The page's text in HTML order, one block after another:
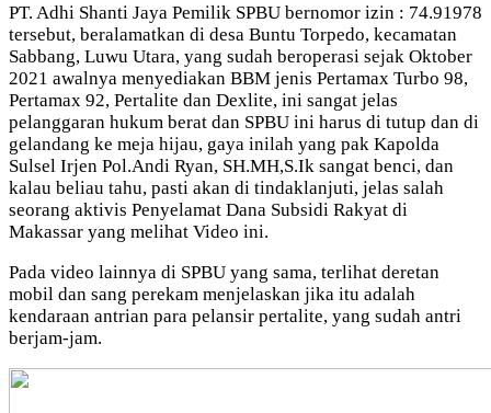
PT. Adhi Shanti Jaya Pemilik SPBU bernomor izin : 74.91978
tersebut, beralamatkan di desa Buntu Torpedo, kecamatan
Sabbang, Luwu Utara, yang sudah beroperasi sejak Oktober
2021 awalnya menyediakan BBM jenis Pertamax Turbo 98,
Pertamax 92, Pertalite dan Dexlite, ini sangat jelas
pelanggaran hukum berat dan SPBU ini harus di tutup dan di
gelandang ke meja hijau, gaya inilah yang pak Kapolda
Sulsel Irjen Pol.Andi Ryan, SH.MH,S.Ik sangat benci, dan
kalau beliau tahu, pasti akan di tindaklanjuti, jelas salah
seorang aktivis Penyelamat Dana Subsidi Rakyat di
Makassar yang melihat Video ini.
Pada video lainnya di SPBU yang sama, terlihat deretan
mobil dan sang perekam menjelaskan jika itu adalah
kendaraan antrian para pelansir pertalite, yang sudah antri
berjam-jam.